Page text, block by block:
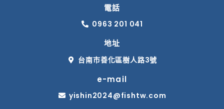
電話
0963 201 041
地址
台南市善化區樹人路3號
e-mail
yishin2024@fishtw.com